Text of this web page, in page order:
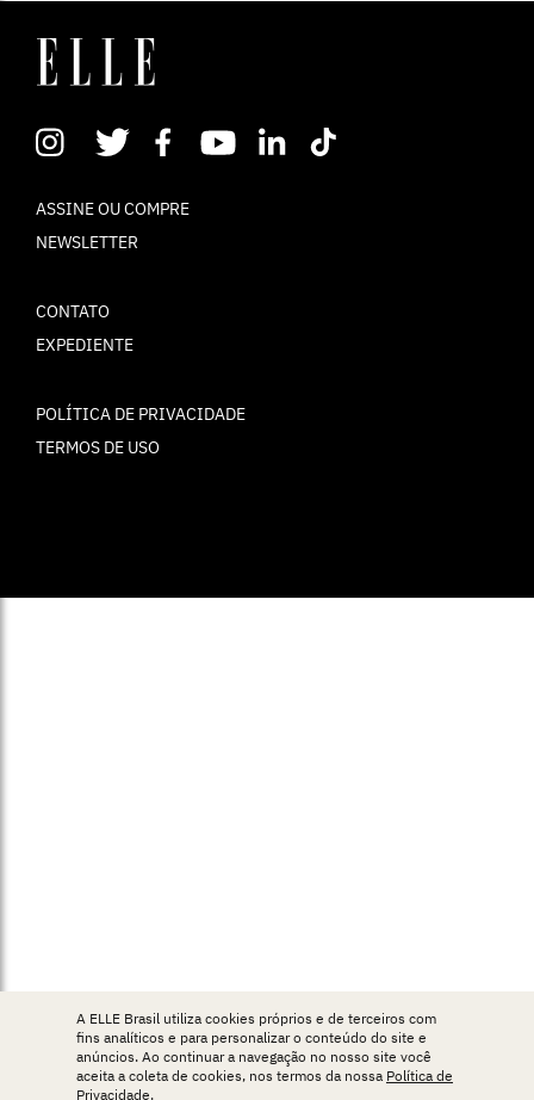
ASSINE OU COMPRE
NEWSLETTER
CONTATO
EXPEDIENTE
POLÍTICA DE PRIVACIDADE
TERMOS DE USO
A ELLE Brasil utiliza cookies próprios e de terceiros com
fins analíticos e para personalizar o conteúdo do site e
anúncios. Ao continuar a navegação no nosso site você
aceita a coleta de cookies, nos termos da nossa Política de
Privacidade.